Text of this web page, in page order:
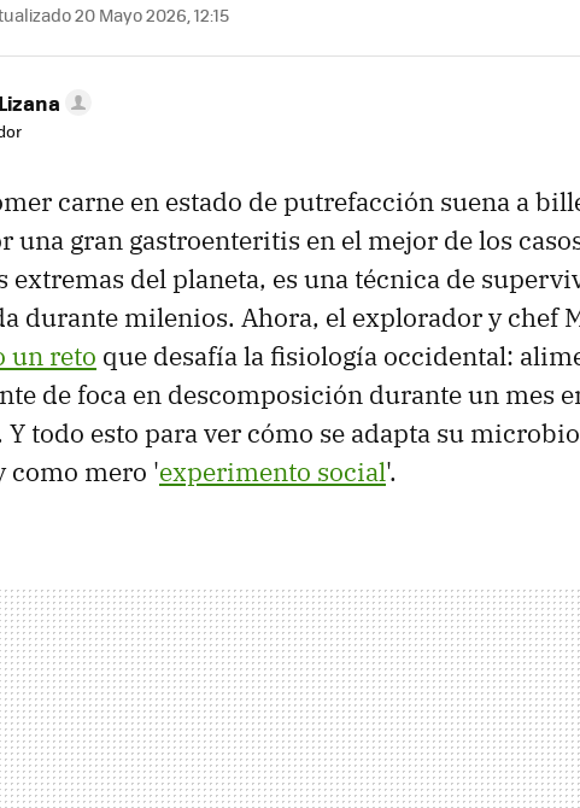
20 Mayo 2026, 12:15
carne en estado de putrefacción suena a
una gran gastroenteritis en el mejor de los
extremas del planeta, es una técnica de
durante milenios. Ahora, el explorador y chef
un reto que desafía la fisiología occidental:
de foca en descomposición durante un mes
todo esto para ver cómo se adapta su
como mero 'experimento social'.